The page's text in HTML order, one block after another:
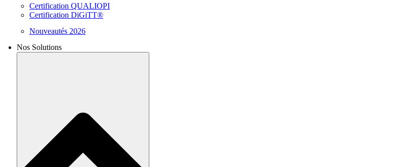
Certification QUALIOPI
Certification DiGiTT®
Nouveautés 2026
Nos Solutions